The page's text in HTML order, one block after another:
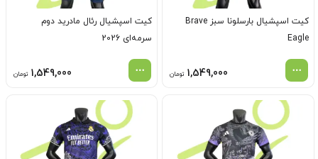
کیت اسپشیال بارسلونا سبز Brave
Eagle
1,549,000 تومان
کیت اسپشیال رئال مادرید دوم
سرمه‌ای 2026
1,549,000 تومان